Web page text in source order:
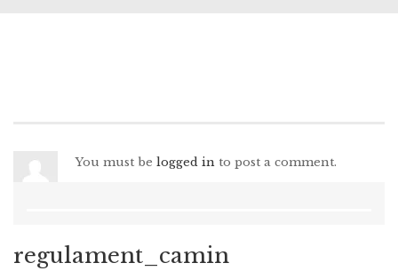
You must be logged in to post a comment.
regulament_camin